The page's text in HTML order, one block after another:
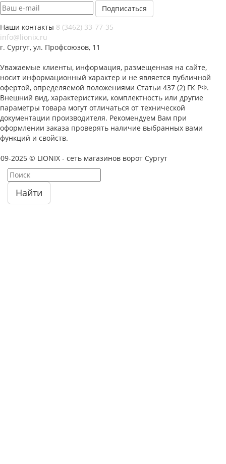
Наши контакты 8 (3462) 33-77-35
info@lionix.ru
г. Сургут, ул. Профсоюзов, 11
Уважаемые клиенты, информация, размещенная на сайте,
носит информационный характер и не является публичной
офертой, определяемой положениями Статьи 437 (2) ГК РФ.
Внешний вид, характеристики, комплектность или другие
параметры товара могут отличаться от технической
документации производителя. Рекомендуем Вам при
оформлении заказа проверять наличие выбранных вами
функций и свойств.
2025 © LIONIX - сеть магазинов ворот Сургут
Найти